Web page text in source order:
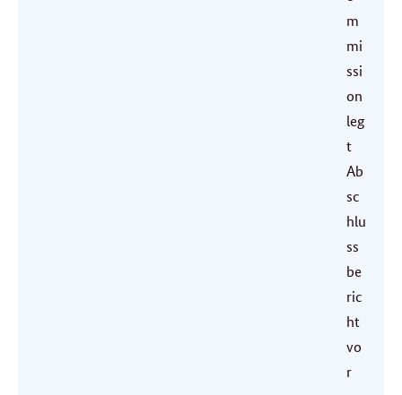
m
mi
ssi
on
leg
t
Ab
sc
hlu
ss
be
ric
ht
vo
r